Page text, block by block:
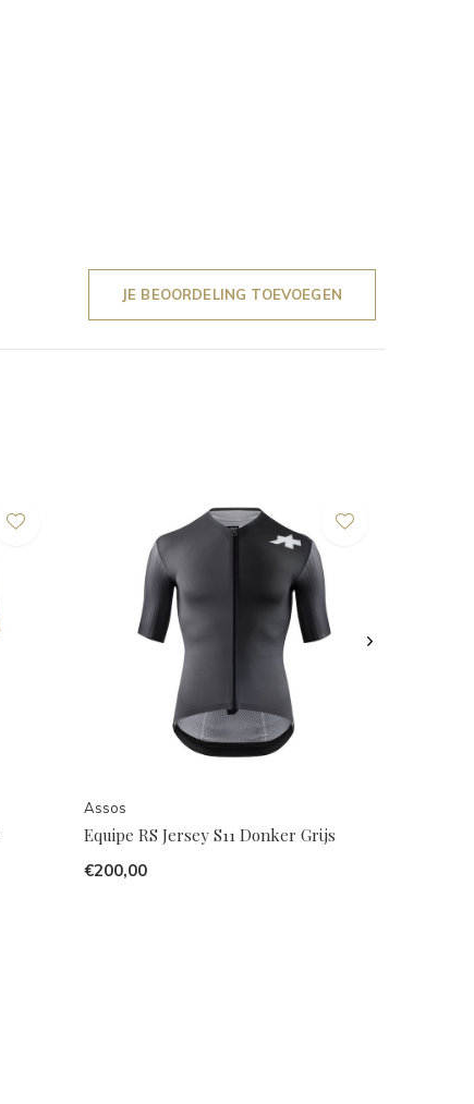
JE BEOORDELING TOEVOEGEN
Assos
Equipe RS Jersey S11 Donker Grijs
€200,00